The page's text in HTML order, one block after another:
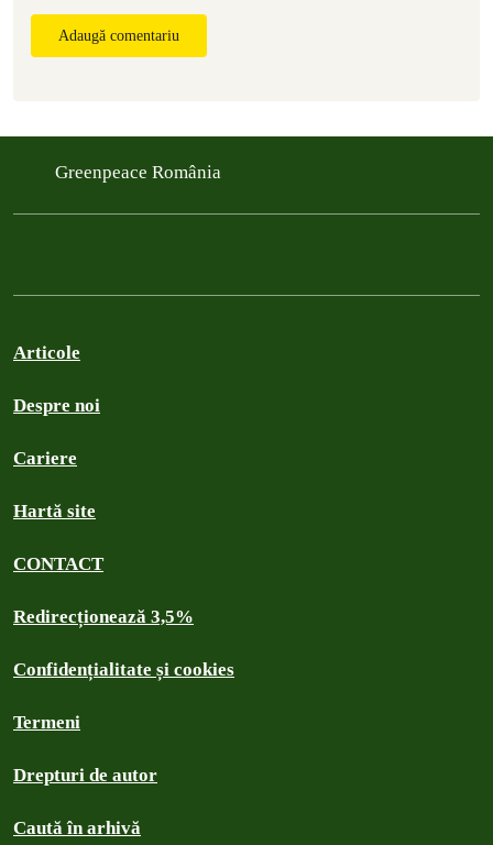
Adaugă comentariu
Greenpeace România
Articole
Despre noi
Cariere
Hartă site
CONTACT
Redirecționează 3,5%
Confidențialitate și cookies
Termeni
Drepturi de autor
Caută în arhivă